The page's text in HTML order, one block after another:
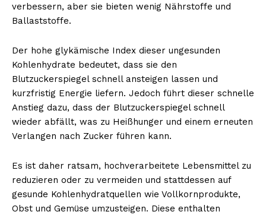
verbessern, aber sie bieten wenig Nährstoffe und
Ballaststoffe.
Der hohe glykämische Index dieser ungesunden
Kohlenhydrate bedeutet, dass sie den
Blutzuckerspiegel schnell ansteigen lassen und
kurzfristig Energie liefern. Jedoch führt dieser schnelle
Anstieg dazu, dass der Blutzuckerspiegel schnell
wieder abfällt, was zu Heißhunger und einem erneuten
Verlangen nach Zucker führen kann.
Es ist daher ratsam, hochverarbeitete Lebensmittel zu
reduzieren oder zu vermeiden und stattdessen auf
gesunde Kohlenhydratquellen wie Vollkornprodukte,
Obst und Gemüse umzusteigen. Diese enthalten